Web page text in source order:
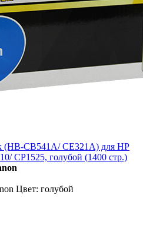
CB541A/ CE321A) для HP
CP1525, голубой (1400 стр.)
Цвет: голубой